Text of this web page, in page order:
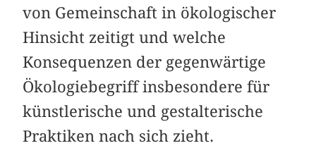
von Gemeinschaft in ökologischer
Hinsicht zeitigt und welche
Konsequenzen der gegenwärtige
Ökologiebegriff insbesondere für
künstlerische und ­gestalterische
Praktiken nach sich zieht.